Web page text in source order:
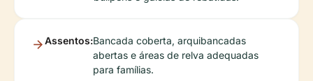
Assentos:Bancada coberta, arquibancadas
abertas e áreas de relva adequadas
para famílias.